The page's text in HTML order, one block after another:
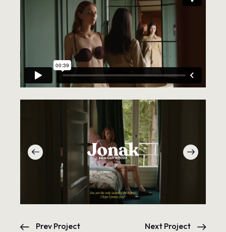
Prev Project Next Project